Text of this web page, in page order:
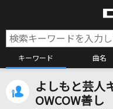
キーワード 曲名
よしもと芸人
OWCOW善し